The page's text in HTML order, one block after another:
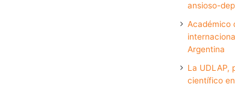
ansioso-
Académico
Argentina
La UDLAP,
científico